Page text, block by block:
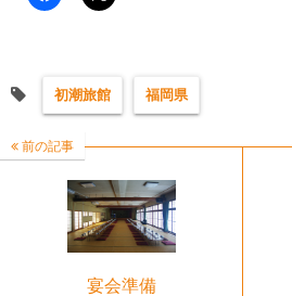
初潮旅館 福岡県
前の記事
宴会準備